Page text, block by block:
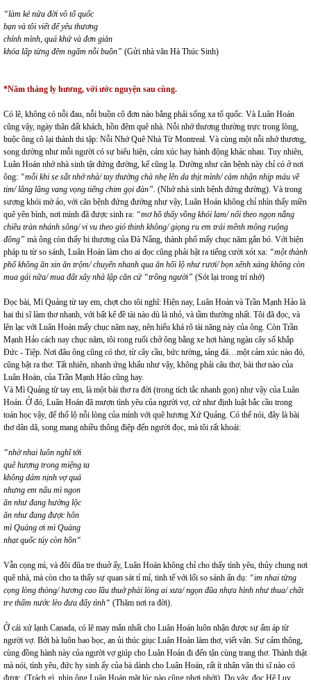
“làm kẻ nửa đời vô tổ quốc
bạn và tôi viết để yêu thương
chính mình, quá khứ và đơn giản
khỏa lấp từng đêm ngấm nỗi buồn” (Gửi nhà văn Hà Thúc Sinh)
*Năm tháng ly hương, với ước nguyện sau cùng.
Có lẽ, không có nỗi đau, nỗi buồn cô đơn nào bằng phải sống xa tổ quốc. Và Luân Hoán
cũng vậy, ngày thân đất khách, hồn đêm quê nhà. Nỗi nhớ thương thường trực trong lòng,
buộc ông cô lại thành thi tập: Nỗi Nhớ Quê Nhà Từ Montreal. Và cùng một nỗi nhớ thương,
song dường như mỗi người có sự biểu hiện, cảm xúc hay hành động khác nhau. Tuy nhiên,
Luân Hoán nhớ nhà sinh tật đứng đường, kể cũng lạ. Dường như căn bệnh này chỉ có ở nơi
ông: “mỗi khi se sắt nhớ nhà/ tay thường chà nhẹ lên da thịt mình/ cảm nhận nhịp máu về
tim/ lâng lâng vang vọng tiếng chim gọi đàn”. (Nhớ nhà sinh bệnh đứng đường). Và trong
sương khói mờ ảo, với căn bệnh đứng đường như vậy, Luân Hoán không chỉ nhìn thấy miền
quê yên bình, nơi mình đã được sinh ra: “mơ hồ thấy vồng khói lam/ nổi theo ngọn nắng
chiều tràn nhánh sông/ vi vu theo gió thinh không/ giọng ru em trải mênh mông ruộng
đồng” mà ông còn thấy bi thương của Đà Nẵng, thành phố mấy chục năm gắn bó. Với biện
pháp tu từ so sánh, Luân Hoán làm cho ai đọc cũng phải bật ra tiếng cười xót xa: “một thành
phố không ăn xin ăn trộm/ chuyển nhanh qua ăn hối lộ như rươi/ bọn xếnh xáng không còn
mua gái nữa/ mua đất xây nhà lập căn cứ “trồng người” (Sót lại trong trí nhớ)
Đọc bài, Mì Quảng từ tay em, chợt cho tôi nghĩ: Hiện nay, Luân Hoán và Trần Mạnh Hảo là
hai thi sĩ làm thơ nhanh, với bất kể đề tài nào dù là nhỏ, và tầm thường nhất. Tôi đã đọc, và
lên lạc với Luân Hoán mấy chục năm nay, nên hiểu khá rõ tài năng này của ông. Còn Trần
Mạnh Hảo cách nay chục năm, tôi rong ruổi chở ông bằng xe hơi hàng ngàn cây số khắp
Đức - Tiệp. Nơi đâu ông cũng có thơ, từ cây cầu, bức tường, tảng đá…một cảm xúc nào đó,
cũng bật ra thơ. Tất nhiên, nhanh ứng khẩu như vậy, không phải câu thơ, bài thơ nào của
Luân Hoán, của Trần Mạnh Hảo cũng hay.
Và Mì Quảng từ tay em, là một bài thơ ra đời (trong tích tắc nhanh gọn) như vậy của Luân
Hoán. Ở đó, Luân Hoán đã mượn tình yêu của người vợ, cứ như định luật bắc cầu trong
toán học vậy, để thổ lộ nỗi lòng của mình với quê hương Xứ Quảng. Có thể nói, đây là bài
thơ dân dã, song mang nhiều thông điệp đến người đọc, mà tôi rất khoái:
“nhờ nhai luôn nghĩ tới
quê hương trong miệng ta
không dám nịnh vợ quá
nhưng em nấu mì ngon
ăn như đang hưởng lộc
ăn như đang được hôn
mì Quảng ơi mì Quàng
nhạt quốc túy còn hồn“
Vẫn cọng mì, và đôi đũa tre thuở ấy, Luân Hoán không chỉ cho thấy tình yêu, thủy chung nơi
quê nhà, mà còn cho ta thấy sự quan sát tỉ mỉ, tinh tế với lối so sánh ẩn dụ: “im nhai từng
cọng lòng thòng/ hương cao lầu thuở phải lòng ai xưa/ ngọn đũa nhựa hình như thua/ chất
tre thấm nước lèo đưa đẩy tình“ (Thăm nơi ra đời).
Ở cái xứ lạnh Canada, có lẽ may mắn nhất cho Luân Hoán luôn nhận được sự ấm áp từ
người vợ. Bởi bà luôn bao bọc, an ủi thúc giục Luân Hoán làm thơ, viết văn. Sự cảm thông,
cùng đồng hành này của người vợ giúp cho Luân Hoán đi đến tận cùng trang thơ. Thành thật
mà nói, tình yêu, đức hy sinh ấy của bà dành cho Luân Hoán, rất ít nhân văn thi sĩ nào có
được. (Trách gì, nhìn ông Luân Hoán mặt lúc nào cũng phơi phới). Do vậy, đọc Hệ Lụy